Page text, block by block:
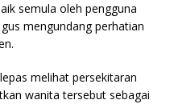
semula oleh pengguna
mengundang perhatian
melihat persekitaran
wanita tersebut sebagai